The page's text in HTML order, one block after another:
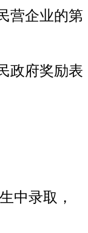
营企业的第
政府奖励表
中录取，